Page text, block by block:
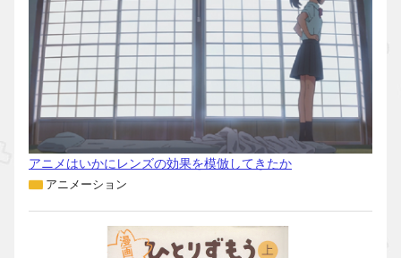
アニメはいかにレンズの効果を模倣してきたか
アニメーション